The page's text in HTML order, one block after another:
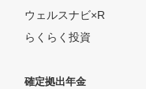
ウェルスナビ×R
らくらく投資
確定拠出年金